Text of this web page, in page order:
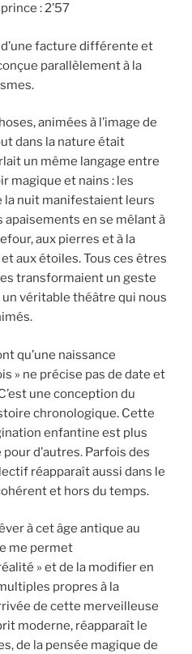
: 2’57
facture différente et
parallèlement à la
animées à l’image de
dans la nature était
un même langage entre
magique et nains : les
la nuit manifestaient leurs
en se mêlant à
aux pierres et à la
aux étoiles. Tous ces êtres
transformaient un geste
véritable théâtre qui nous
qu’une naissance
» ne précise pas de date et
une conception du
chronologique. Cette
enfantine est plus
d’autres. Parfois des
réapparaît aussi dans le
et hors du temps.
à cet âge antique au
me permet
» et de la modifier en
propres à la
de cette merveilleuse
moderne, réapparaît le
de la pensée magique de